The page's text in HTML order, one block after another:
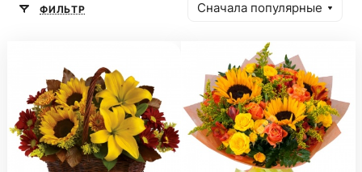
ФИЛЬТР Сначала популярные